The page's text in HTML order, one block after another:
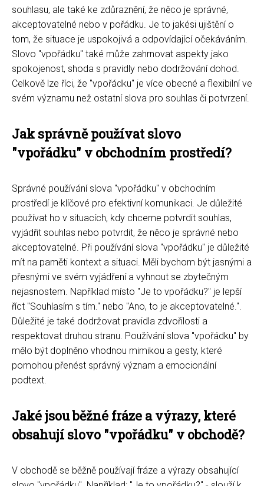
souhlasu, ale také ke zdůraznění, že něco je správné,
akceptovatelné nebo v pořádku. Je to jakési ujištění o
tom, že situace je uspokojivá a odpovídající očekáváním.
Slovo "vpořádku" také může zahrnovat aspekty jako
spokojenost, shoda s pravidly nebo dodržování dohod.
Celkově lze říci, že "vpořádku" je více obecné a flexibilní ve
svém významu než ostatní slova pro souhlas či potvrzení.
Jak správně používat slovo
"vpořádku" v obchodním prostředí?
Správné používání slova "vpořádku" v obchodním
prostředí je klíčové pro efektivní komunikaci. Je důležité
používat ho v situacích, kdy chceme potvrdit souhlas,
vyjádřit souhlas nebo potvrdit, že něco je správné nebo
akceptovatelné. Při používání slova "vpořádku" je důležité
mít na paměti kontext a situaci. Měli bychom být jasnými a
přesnými ve svém vyjádření a vyhnout se zbytečným
nejasnostem. Například místo "Je to vpořádku?" je lepší
říct "Souhlasím s tím." nebo "Ano, to je akceptovatelné.".
Důležité je také dodržovat pravidla zdvořilosti a
respektovat druhou stranu. Používání slova "vpořádku" by
mělo být doplněno vhodnou mimikou a gesty, které
pomohou přenést správný význam a emocionální
podtext.
Jaké jsou běžné fráze a výrazy, které
obsahují slovo "vpořádku" v obchodě?
V obchodě se běžně používají fráze a výrazy obsahující